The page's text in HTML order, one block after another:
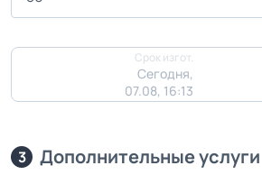
Срок изгот.
Сегодня,
07.08, 16:13
3 Дополнительные услуги